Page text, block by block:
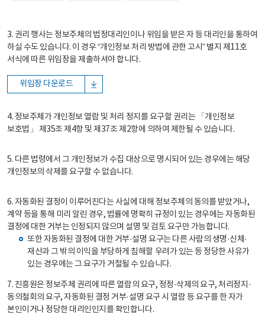
3. 권리 행사는 정보주체의 법정대리인이나 위임을 받은 자 등 대리인을 통하여
하실 수도 있습니다. 이 경우 “개인정보 처리 방법에 관한 고시” 별지 제11호
서식에 따른 위임장을 제출하셔야 합니다.
위임장 다운로드
4. 정보주체가 개인정보 열람 및 처리 정지를 요구할 권리는 「개인정보
보호법」 제35조 제4항 및 제37조 제2항에 의하여 제한될 수 있습니다.
5. 다른 법령에서 그 개인정보가 수집 대상으로 명시되어 있는 경우에는 해당
개인정보의 삭제를 요구할 수 없습니다.
6. 자동화된 결정이 이루어진다는 사실에 대해 정보주체의 동의를 받았거나,
계약 등을 통해 미리 알린 경우, 법률에 명확히 규정이 있는 경우에는 자동화된
결정에 대한 거부는 인정되지 않으며 설명 및 검토 요구만 가능합니다.
또한 자동화된 결정에 대한 거부·설명 요구는 다른 사람의 생명·신체·
재산과 그 밖의 이익을 부당하게 침해할 우려가 있는 등 정당한 사유가
있는 경우에는 그 요구가 거절될 수 있습니다.
7. 진흥원은 정보주체 권리에 따른 열람의 요구, 정정·삭제의 요구, 처리정지·
동의철회의 요구, 자동화된 결정 거부·설명 요구 시 열람 등 요구를 한 자가
본인이거나 정당한 대리인인지를 확인합니다.